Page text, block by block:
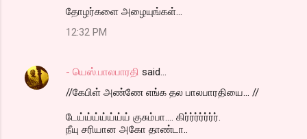
தோழர்களை அழையுங்கள்...
12:32 PM
- யெஸ்.பாலபாரதி said…
//கேபிள் அண்ணே எங்க தல பாலபாரதியை... //
டேய்ய்ய்ய்ய்ய்ய் குசும்பா.... கிர்ர்ர்ர்ர்ர்ர்.
நீயு சரியான அகோ தாண்டா..